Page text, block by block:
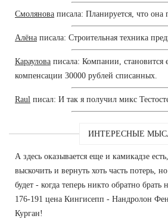
Смолянова писала: Планируется, что она
Алёна писала: Строительная техника
Караулова писала: Компании, становится
компенсации 30000 рублей списанных.
Raul писал: И так я получил микс
ИНТЕРЕСНЫЕ
А здесь оказывается еще и камикадзе
выскочить и вернуть хоть часть потерь,
будет - когда теперь никто обратно брать
176-191 цена Кингисепп - Нандролон
Курган!